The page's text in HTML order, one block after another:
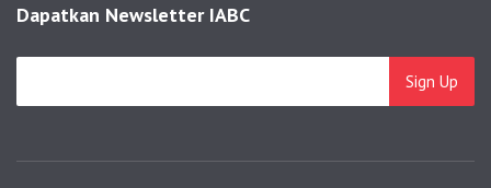
Dapatkan Newsletter IABC